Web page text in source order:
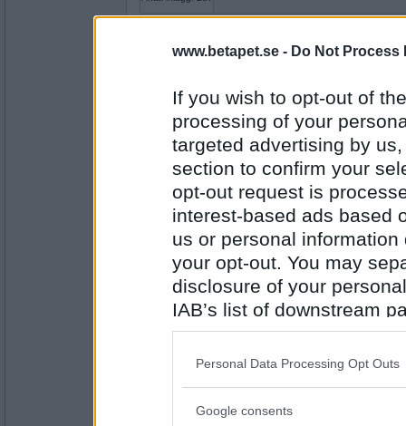
www.betapet.se - Do Not Process
If you wish to opt-out of
processing of your
targeted advertising by
section to confirm your
opt-out request is
interest-based ads based
us or personal
your opt-out. You may
disclosure of your
IAB’s list of downstream
also be disclosed by us
Downstream Participants
Please note that this
Personal Data Processing Opt Outs
Google consents
Antal inlägg: 868
Nu när jag tar mig tiden att sitta
än att skrolla på mobilen...
Antal inlägg:
31618
Mobilskrollande är retligt ja, men
mistmaster
Antal inlägg: